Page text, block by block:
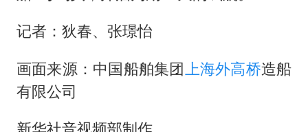
记者：狄春、张璟怡
画面来源：中国船舶集团 上海外高桥造船
有限公司